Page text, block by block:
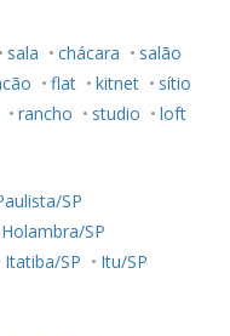
sala chácara
salão
flat kitnet
sítio
rancho studio loft
SP
Holambra/SP
Itatiba/SP
Itu/SP